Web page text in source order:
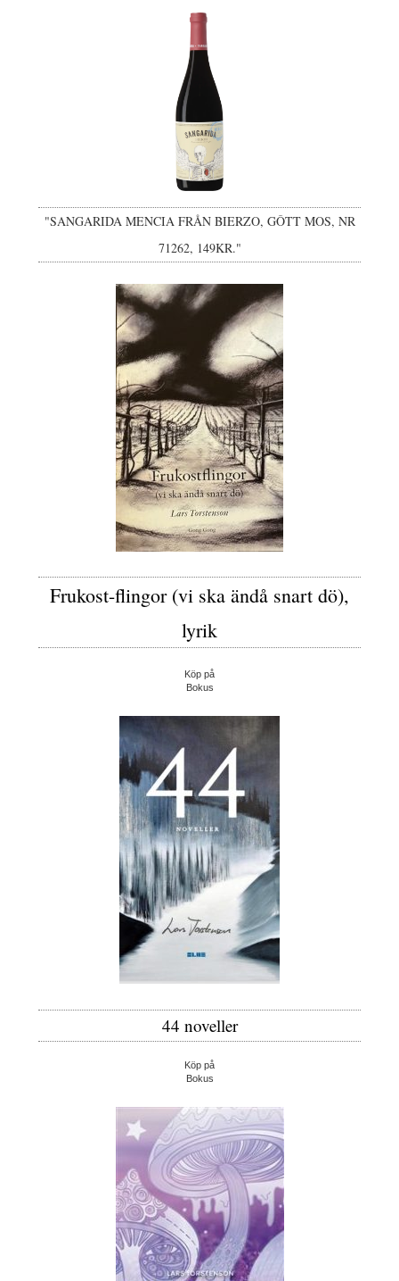
"SANGARIDA MENCIA FRÅN BIERZO, GÔTT MOS, NR
71262, 149KR."
Frukost-flingor (vi ska ändå snart dö),
lyrik
Köp på
Bokus
44 noveller
Köp på
Bokus